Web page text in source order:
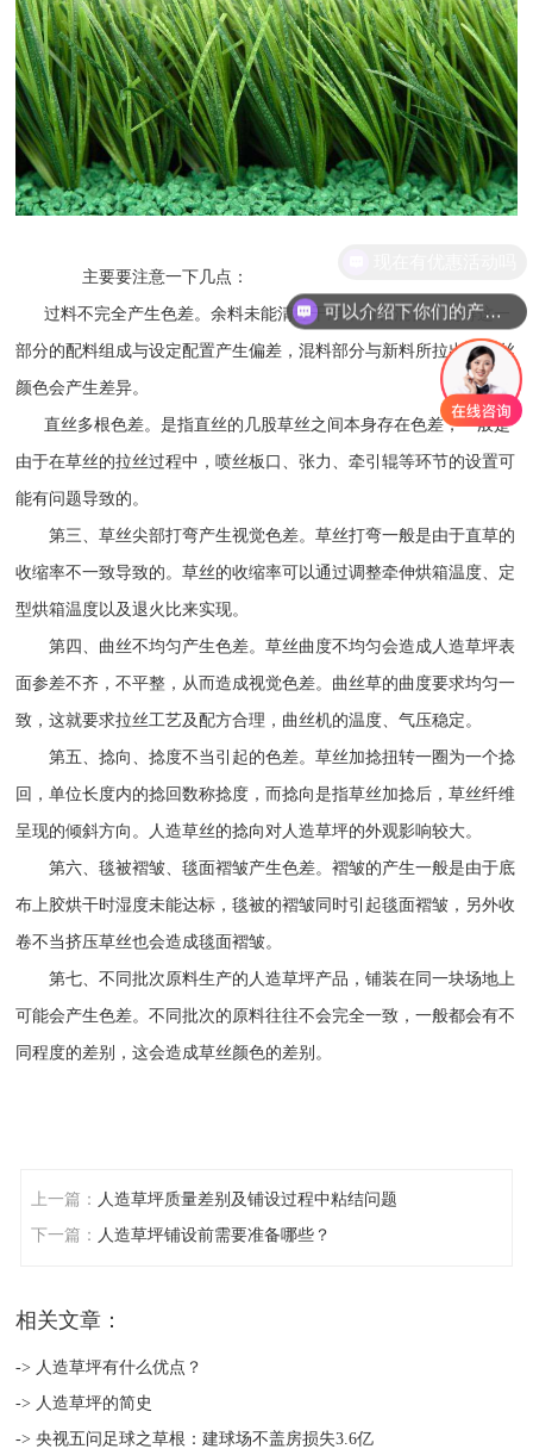
主要要注意一下几点：
过料不完全产生色差。余料未能清理干净，两相混合，使得这一
部分的配料组成与设定配置产生偏差，混料部分与新料所拉出的草丝
颜色会产生差异。
直丝多根色差。是指直丝的几股草丝之间本身存在色差，一般是
由于在草丝的拉丝过程中，喷丝板口、张力、牵引辊等环节的设置可
能有问题导致的。
第三、草丝尖部打弯产生视觉色差。草丝打弯一般是由于直草的
收缩率不一致导致的。草丝的收缩率可以通过调整牵伸烘箱温度、定
型烘箱温度以及退火比来实现。
第四、曲丝不均匀产生色差。草丝曲度不均匀会造成人造草坪表
面参差不齐，不平整，从而造成视觉色差。曲丝草的曲度要求均匀一
致，这就要求拉丝工艺及配方合理，曲丝机的温度、气压稳定。
第五、捻向、捻度不当引起的色差。草丝加捻扭转一圈为一个捻
回，单位长度内的捻回数称捻度，而捻向是指草丝加捻后，草丝纤维
呈现的倾斜方向。人造草丝的捻向对人造草坪的外观影响较大。
第六、毯被褶皱、毯面褶皱产生色差。褶皱的产生一般是由于底
布上胶烘干时湿度未能达标，毯被的褶皱同时引起毯面褶皱，另外收
卷不当挤压草丝也会造成毯面褶皱。
第七、不同批次原料生产的人造草坪产品，铺装在同一块场地上
可能会产生色差。不同批次的原料往往不会完全一致，一般都会有不
同程度的差别，这会造成草丝颜色的差别。
上一篇： 人造草坪质量差别及铺设过程中粘结问题
下一篇： 人造草坪铺设前需要准备哪些？
相关文章：
-> 人造草坪有什么优点？
-> 人造草坪的简史
-> 央视五问足球之草根：建球场不盖房损失3.6亿
可以介绍下你们的产品么